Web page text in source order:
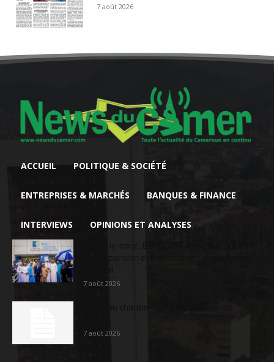
7 août 2026
ACCUEIL POLITIQUE & SOCIÉTÉ
ENTREPRISES & MARCHÉS BANQUES & FINANCE
INTERVIEWS OPINIONS ET ANALYSES
7 août 2026
7 août 2026